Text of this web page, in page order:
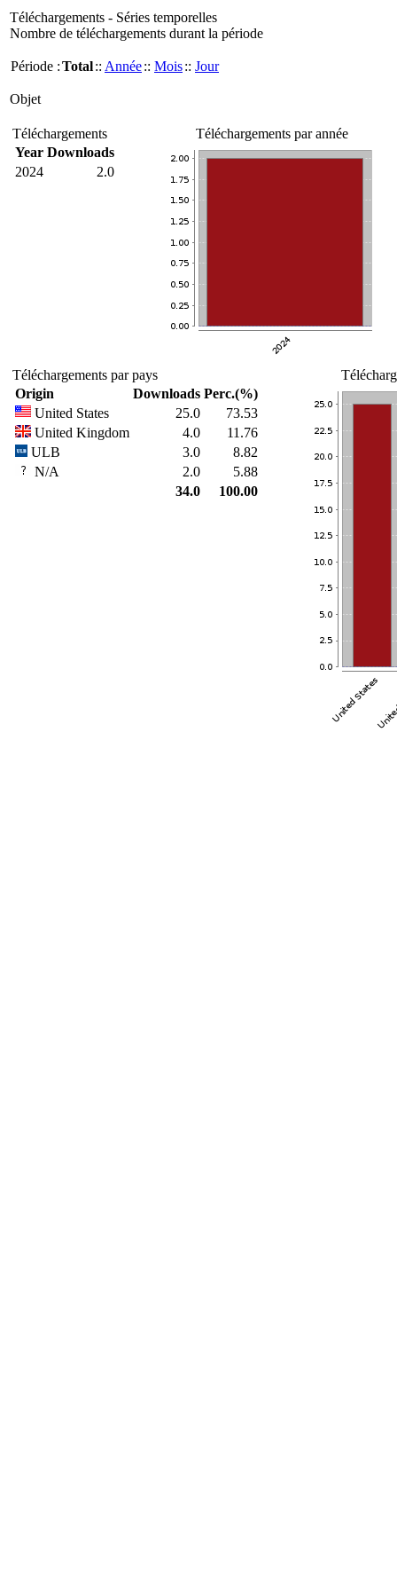
Téléchargements - Séries temporelles
Nombre de téléchargements durant la période
Période :Total:: Année:: Mois:: Jour
Objet
Téléchargements
Year Downloads
2024
2.0
Téléchargements par année
Téléchargements par pays
Origin
Downloads Perc.(%)
United States
25.0
73.53
United Kingdom
4.0
11.76
ULB
3.0
8.82
N/A
2.0
5.88
34.0
100.00